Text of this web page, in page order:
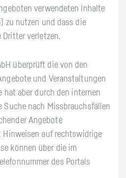
verwendeten Inhalte
zu nutzen und dass die
Dritter verletzen.
überprüft die von den
und Veranstaltungen
hat aber durch den internen
Suche nach Missbrauchsfällen
Angebote
auf rechtswidrige
können über die im
des Portals